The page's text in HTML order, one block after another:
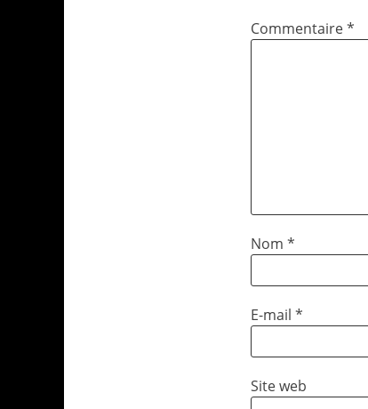
Commentaire*
Nom *
E-mail *
Site web